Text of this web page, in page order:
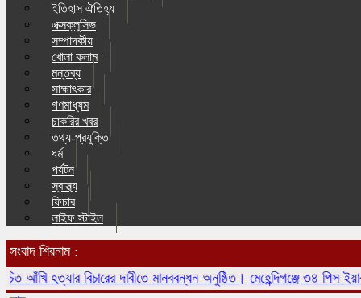
ইতিহাস ঐতিহ্য
এক্সক্লুসিভ
সম্পাদকীয়
খোলা কলাম
মন্তব্য
সাক্ষাৎকার
গণমাধ্যম
চাকরির খবর
তথ্য-প্রযুক্তি
ধর্ম
পর্যটন
স্বাস্থ্য
ফিচার
লাইফ স্টাইল
সংবাদ শিরনাম :
হত্যার বিচারের দাবীতে মানববন্ধন অনুষ্ঠিত। মেহেন্দিগঞ্জে ৩৪ পিস